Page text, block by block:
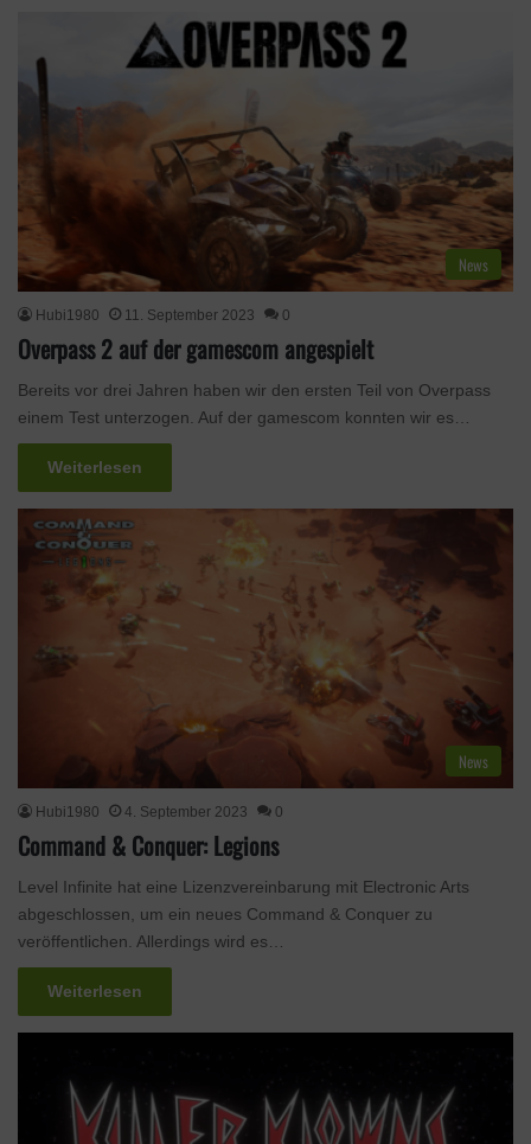
News
Hubi1980 11. September 2023 0
Overpass 2 auf der gamescom angespielt
Bereits vor drei Jahren haben wir den ersten Teil von Overpass
einem Test unterzogen. Auf der gamescom konnten wir es…
Weiterlesen
News
Hubi1980 4. September 2023 0
Command & Conquer: Legions
Level Infinite hat eine Lizenzvereinbarung mit Electronic Arts
abgeschlossen, um ein neues Command & Conquer zu
veröffentlichen. Allerdings wird es…
Weiterlesen